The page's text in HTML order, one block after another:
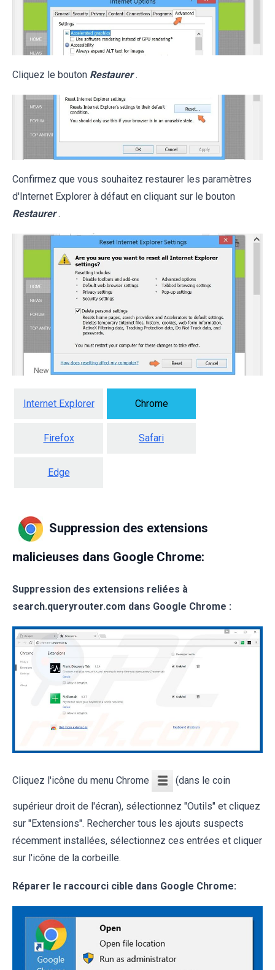
Cliquez le bouton Restaurer .
Confirmez que vous souhaitez restaurer les paramètres
d'Internet Explorer à défaut en cliquant sur le bouton
Restaurer .
Internet Explorer Chrome
Firefox Safari
Edge
Suppression des extensions
malicieuses dans Google Chrome:
Suppression des extensions reliées à
search.queryrouter.com dans Google Chrome :
Cliquez l'icône du menu Chrome (dans le coin
supérieur droit de l'écran), sélectionnez "Outils" et cliquez
sur "Extensions". Rechercher tous les ajouts suspects
récemment installées, sélectionnez ces entrées et cliquer
sur l'icône de la corbeille.
Réparer le raccourci cible dans Google Chrome: